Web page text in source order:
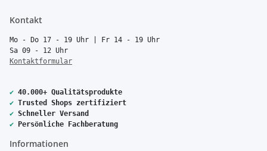
Kontakt
Mo - Do 17 - 19 Uhr | Fr 14 - 19 Uhr
Sa 09 - 12 Uhr
Kontaktformular
✔ 40.000+ Qualitätsprodukte
✔ Trusted Shops zertifiziert
✔ Schneller Versand
✔ Persönliche Fachberatung
Informationen